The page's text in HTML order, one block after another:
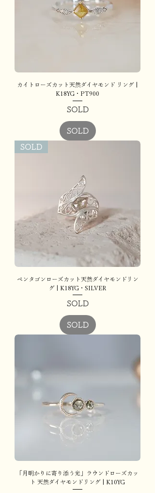
カイトローズカット天然ダイヤモンド リング |
K18YG・PT900
SOLD
SOLD
SOLD
ペンタゴンローズカット天然ダイヤモンドリン
グ | K18YG・SILVER
SOLD
SOLD
「月明かりに寄り添う光」ラウンドローズカッ
ト 天然ダイヤモンドリング | K10YG